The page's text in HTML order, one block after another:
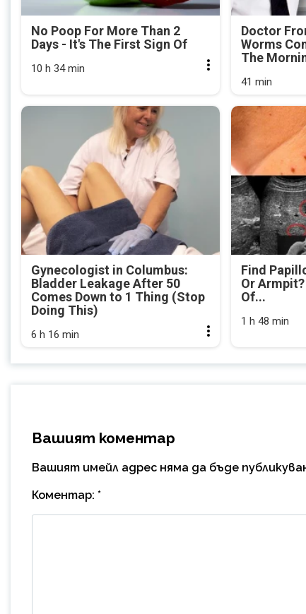
No Poop For More Than 2
Days - It's The First Sign Of
10 h 34 min
Doctor
Worms
The
41 min
Gynecologist in Columbus:
Bladder Leakage After 50
Comes Down to 1 Thing (Stop
Doing This)
6 h 16 min
Find
Or
Of...
1 h 48 min
Вашият коментар
Вашият имейл адрес няма да бъде
Коментар: *